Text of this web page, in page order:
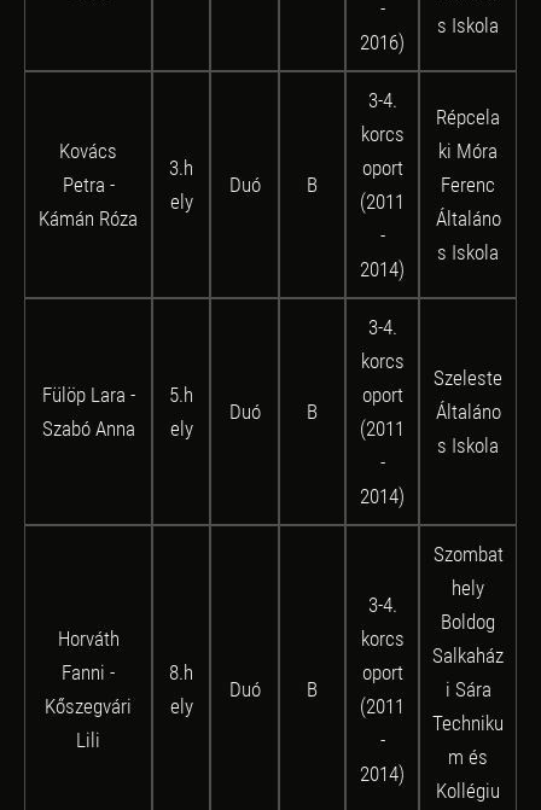
-
2016)
s Iskola
Kovács
Petra -
Kámán Róza
3.h
ely
Duó B
3-4.
korcs
oport
(2011
-
2014)
Répcela
ki Móra
Ferenc
Általáno
s Iskola
Fülöp Lara -
Szabó Anna
5.h
ely
Duó B
3-4.
korcs
oport
(2011
-
2014)
Szeleste
Általáno
s Iskola
Horváth
Fanni -
Kőszegvári
Lili
8.h
ely
Duó B
3-4.
korcs
oport
(2011
-
2014)
Szombat
hely
Boldog
Salkaház
i Sára
Techniku
m és
Kollégiu